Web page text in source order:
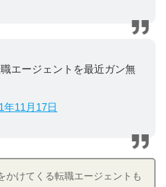
エージェントを最近ガン無
年11月17日
かけてくる転職エージェントも